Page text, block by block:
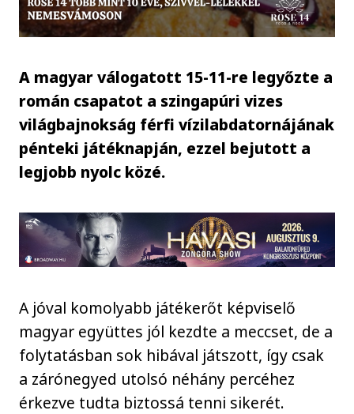
A magyar válogatott 15-11-re legyőzte a
román csapatot a szingapúri vizes
világbajnokság férfi vízilabdatornájának
pénteki játéknapján, ezzel bejutott a
legjobb nyolc közé.
A jóval komolyabb játékerőt képviselő
magyar együttes jól kezdte a meccset, de a
folytatásban sok hibával játszott, így csak
a zárónegyed utolsó néhány percéhez
érkezve tudta biztossá tenni sikerét.